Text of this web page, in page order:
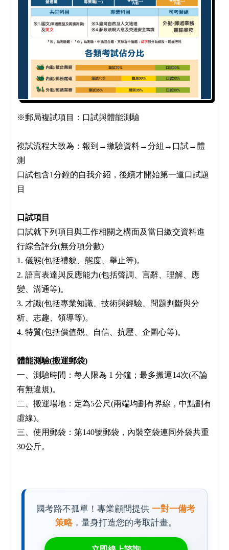
※郵局複試項目：口試與體能測驗
複試流程大致為：報到→繳驗資料→分組→口試→體
測
口試包含1分鐘的自我介紹，後續才開始第一道口試題
目
口試項目
口試就下列項目與工作相關之構面及當日繳交資料進
行綜合評分(無分項分數)
1. 儀態(包括禮貌、態度、舉止等)。
2. 語言表達與反應能力(包括聲調、言辭、理解、應
變、溝通等)。
3. 才識(包括專業知識、技術與經驗、問題判斷與分
析、志趣、領導等)。
4. 特質(包括價值觀、自信、抗壓、企圖心等)。
體能測驗(搬運郵袋)
一、測驗時間：每人限為 1 分鐘；最多搬運14次(不論
有無違規)。
二、搬運場地：定為5公尺(兩端均劃有界線，中點劃有
虛線)。
三、使用郵袋：第140號郵袋，內裝空袋連同外袋共重
30公斤。
國考路不孤單！專業顧問提供 一對一備考
策略，量身打造您的考取計畫。